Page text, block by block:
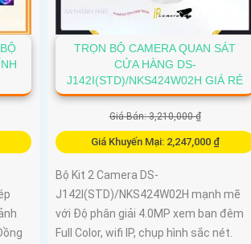
TRỌN BỘ CAMERA QUAN SÁT
CỬA HÀNG DS-
J142I(STD)/NKS424W02H GIÁ RẺ
Giá Bán: 3,210,000 ₫
Giá Khuyến Mại: 2,247,000 ₫
Bộ Kit 2 Camera DS-
J142I(STD)/NKS424W02H mạnh mẽ
với Độ phân giải 4.0MP xem ban đêm
Full Color, wifi IP, chụp hình sắc nét.